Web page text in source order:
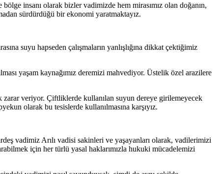
insanı olarak bizler vadimizde hem mirasımız olan doğanın,
sürdürdüğü bir ekonomi yaratmaktayız.
suyu hapseden çalışmaların yanlışlığına dikkat çektiğimiz
yaşam kaynağımız deremizi mahvediyor. Üstelik özel arazilere
zarar veriyor. Çiftliklerde kullanılan suyun dereye girilemeyecek
olarak bu tesislerde kullanılmasına karşıyız.
vadimiz Arılı vadisi sakinleri ve yaşayanları olarak, vadilerimizi
için her türlü yasal haklarımızla hukuki mücadelemizi